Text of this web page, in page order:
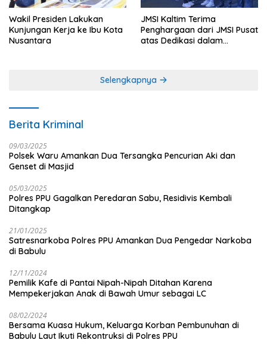
Wakil Presiden Lakukan
Kunjungan Kerja ke Ibu Kota
Nusantara
JMSI Kaltim Terima
Penghargaan dari JMSI Pusat
atas Dedikasi dalam
Selengkapnya
Berita Kriminal
09/03/2025
Polsek Waru Amankan Dua Tersangka Pencurian Aki dan
Genset di Masjid
05/03/2025
Polres PPU Gagalkan Peredaran Sabu, Residivis Kembali
Ditangkap
21/01/2025
Satresnarkoba Polres PPU Amankan Dua Pengedar Narkoba
di Babulu
12/11/2024
Pemilik Kafe di Pantai Nipah-Nipah Ditahan Karena
Mempekerjakan Anak di Bawah Umur sebagai LC
08/02/2024
Bersama Kuasa Hukum, Keluarga Korban Pembunuhan di
Babulu Laut Ikuti Rekontruksi di Polres PPU